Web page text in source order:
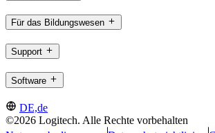
Für das Bildungswesen
Support
Software
DE,de
©2026 Logitech. Alle Rechte vorbehalten